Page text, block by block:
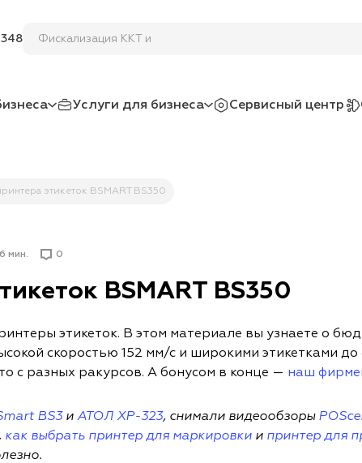
Фиска
Услуги для бизнеса Сервисный центр
этикеток BSMART BS350
6 мин. 0
BSMART BS350
этикеток. В этом материале вы узнаете о
скоростью 152 мм/с и широкими этикетками
с разных ракурсов. А бонусом в конце — наш
BS3и АТОЛ XP-323, снимали видеообзоры
как выбрать принтер для маркировкии принтер для